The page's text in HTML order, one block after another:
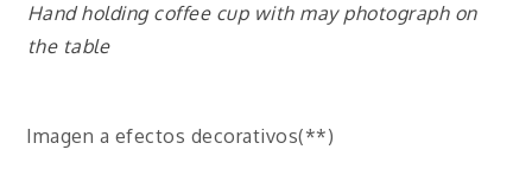
Hand holding coffee cup with may photograph on
the table
Imagen a efectos decorativos(**)